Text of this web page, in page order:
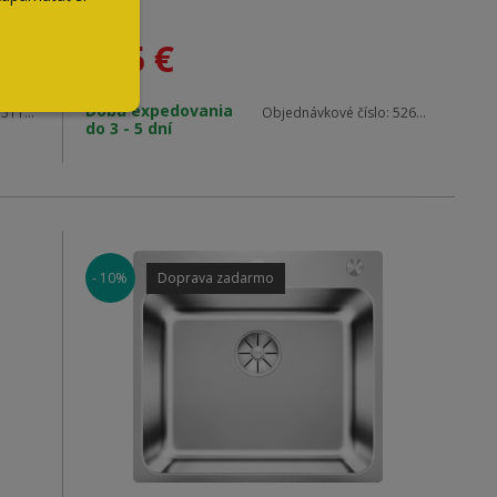
511925
Materiál: nerez
Vonkajšie rozmery: 930 x 510 mm
Hĺbka vaničky: 160/35 mm
V balení so sifónom – pachový uzáver, s
135 €
Doba expedovania
do 3 - 5 dní
Objednávkové číslo: 526338
- 10% Doprava zadarmo